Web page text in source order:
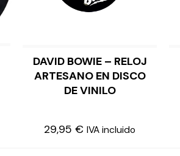
AÑADIR AL CARRITO
DAVID BOWIE – RELOJ
ARTESANO EN DISCO
DE VINILO
29,95 € IVA incluido